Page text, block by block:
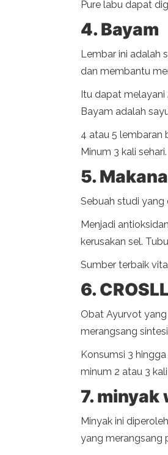
Pure labu dapat
4. Bayam
Lembar ini adalah
dan membantu
Itu dapat melayani
Bayam adalah
4 atau 5 lembaran
Minum 3 kali sehari.
5.
Sebuah studi
Menjadi
kerusakan sel.
Sumber terbaik
6.
Obat Ayurvot
merangsang
Konsumsi 3
minum 2 atau 3
7. minyak
Minyak ini
yang merangsang